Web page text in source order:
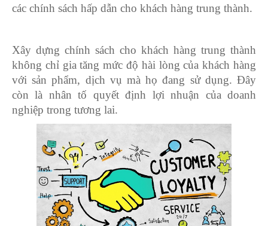
các chính sách hấp dẫn cho khách hàng trung thành.
Xây dựng chính sách cho khách hàng trung thành
không chỉ gia tăng mức độ hài lòng của khách hàng
với sản phẩm, dịch vụ mà họ đang sử dụng. Đây
còn là nhân tố quyết định lợi nhuận của doanh
nghiệp trong tương lai.